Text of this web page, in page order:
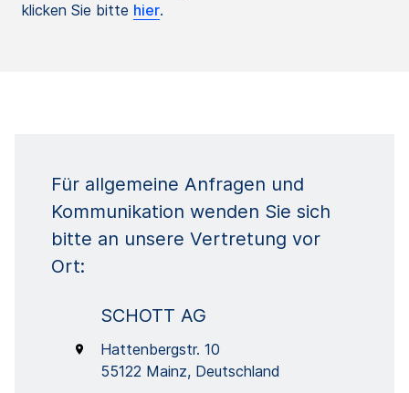
klicken Sie bitte hier.
Für allgemeine Anfragen und
Kommunikation wenden Sie sich
bitte an unsere Vertretung vor
Ort:
SCHOTT AG
Hattenbergstr. 10
55122 Mainz, Deutschland